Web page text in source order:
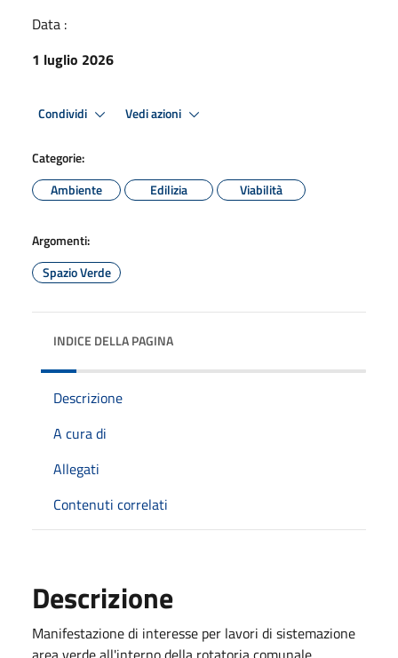
Data :
1 luglio 2026
Condividi Vedi azioni
Categorie:
Ambiente
Edilizia Viabilità
Argomenti:
Spazio Verde
INDICE DELLA PAGINA
Descrizione
A cura di
Allegati
Contenuti correlati
Descrizione
Manifestazione di interesse per lavori di sistemazione